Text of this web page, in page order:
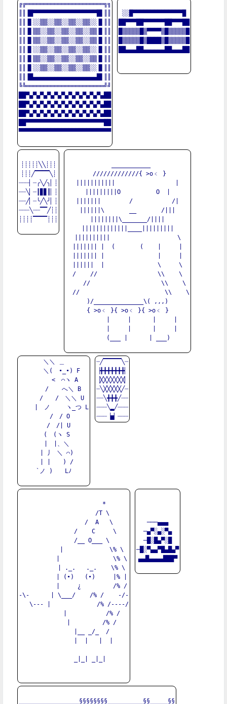
╔╔══════════════════════╗╗
║║▐█▀▀▀▀▀▀▀▀▀▀▀▀▀▀▀▀▀▀█▌║║
║║▐▌░░▒▒░░▒▒░░▒▒░░▒▒░░▐▌║║
║║▐▌▒▒░░▒▒░░▒▒░░▒▒░░▒▒▐▌║║
║║▐▌▒▒░░▒▒░░▒▒░░▒▒░░▒▒▐▌║║
║║▐▌░░▒▒░░▒▒░░▒▒░░▒▒░░▐▌║║
║║▐▌▒▒░░▒▒░░▒▒░░▒▒░░▒▒▐▌║║
║║▐▌░░▒▒░░▒▒░░▒▒░░▒▒░░▐▌║║
║║▐█▄▄▄▄▄▄▄▄▄▄▄▄▄▄▄▄▄▄█▌║║
╚╚══════════════════════╝╝
██▀▄▀▄▀▄▀▄▀▄▀▄▀▄▀▄▀▄▀▄▀▄██
██▀▄▀▄▀▄▀▄▀▄▀▄▀▄▀▄▀▄▀▄▀▄██
██▀▄▀▄▀▄▀▄▀▄▀▄▀▄▀▄▀▄▀▄▀▄██
██▀▀▀▀▀▀▀▀▀▀▀▀▀▀▀▀▀▀▀▀▀▀██
▀▀▀▀▀▀▀▀▀▀▀▀▀▀▀▀▀▀▀▀▀▀▀▀▀▀
░░█▀▀▀▀▀▀▀▀▀▀▀▀▀▀█
██▀▀▀██▀▀▀▀▀▀██▀▀▀██
█▒▒▒▒▒█▒▀▀▀▀▒█▒▒▒▒▒█
█▒▒▒▒▒█▒████▒█▒▒▒▒▒█
██▄▄▄██▄▄▄▄▄▄██▄▄▄██
┊┊┊┊┊╲╲┊┊┊
┊┊┊╱▔▔▔▔╲┊
┈┈┈▏┈╭╲╱╮▏┊
┈┈╲▏┈┃▊▊┃▏┊
┈┈╱▏┈╰╱╲╯▏┊
┈┈┈╲┈┈▔▔╱┊┊
┊┊┊┊▔▔▔▔┊┊┊
/////////////{ >o﹤ }
|||||||||O          O  |
|||||||        /           /|
||||||\       __       /|||
||||||||\_______/||||
||||||||||                   \
||||||| |  (       (    |     |
||||||  |               \     \
/    //                 \\    \
    //                    \\    \
  //                        \\    \
)/______________\( ,,,)
{ >o﹤ }{ >o﹤ }{ >o﹤ }
      (___ |      | ___)
＼＼ ＿
＼(　•_•) F
<　⌒ヽ A
/ 　 へ＼ B
/　　/　＼＼ U
|　ノ　　 ヽ_つ L
/　/ O
/　/| U
(　(ヽ S
|　|、＼
| 丿 ＼ ⌒)
| |　　) /
`ノ )　　Lﾉ
┈╱▔▔▔▔▔╲┈
▕╋╋╋╋╋╋╋▏
▕╳╳╳╳╳╳╳▏
┈╲╳╳╳╳╳╱┈
┈┈╲╋╋╋╱┈┈
┈┈┈╲▂╱┈┈┈
                 *
                /T \
              /  A   \
            /    C     \
          /__ O___ \
          |             \% \
          |               \% \
          | ._.   ._.    \% \
          | (•)   (•)     |% |
          |     ¿         /% /
-\-      | \___/    /% /    -/-
   \--- |             /% /----/
          |           /% /
          |         /% /
          |__ _/_  /
───▄▄▄
─▄▀░▄░▀▄
─█░█▄▀░█
─█░▀▄▄▀█▄█▄▀
▄▄█▄▄▄▄███▀
_________________§§§§§§§§__________§§_____§§